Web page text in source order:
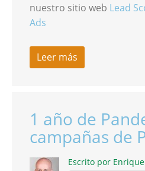
nuestro sitio web Lead
Ads
Leer más
1 año de
campañas de
Escrito por